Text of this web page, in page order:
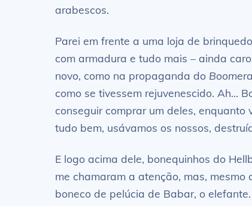
arabescos.
Parei em frente a uma loja de
com armadura e tudo mais – ainda
novo, como na propaganda do
como se tivessem rejuvenescido. Ah…
conseguir comprar um deles,
tudo bem, usávamos os nossos,
E logo acima dele, bonequinhos do
me chamaram a atenção, mas,
boneco de pelúcia de Babar, o